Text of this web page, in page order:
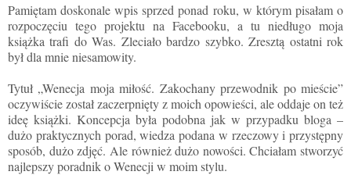
Pamiętam doskonale wpis sprzed ponad roku, w którym pisałam o
rozpoczęciu tego projektu na Facebooku, a tu niedługo moja
książka trafi do Was. Zleciało bardzo szybko. Zresztą ostatni rok
był dla mnie niesamowity.
Tytuł „Wenecja moja miłość. Zakochany przewodnik po mieście”
oczywiście został zaczerpnięty z moich opowieści, ale oddaje on też
ideę książki. Koncepcja była podobna jak w przypadku bloga –
dużo praktycznych porad, wiedza podana w rzeczowy i przystępny
sposób, dużo zdjęć. Ale również dużo nowości. Chciałam stworzyć
najlepszy poradnik o Wenecji w moim stylu.